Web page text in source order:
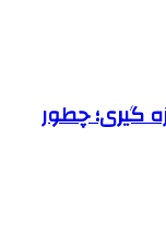
گیری؛ چطور